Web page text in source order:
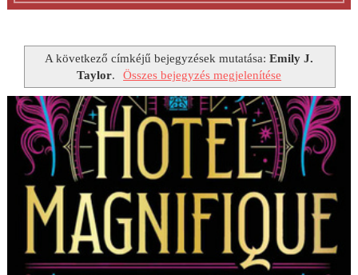
A következő címkéjű bejegyzések mutatása: Emily J.
Taylor. Összes bejegyzés megjelenítése